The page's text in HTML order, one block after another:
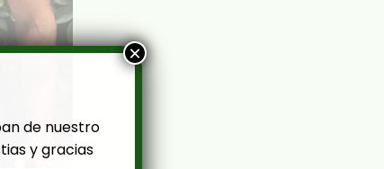
de nuestro
y gracias
×